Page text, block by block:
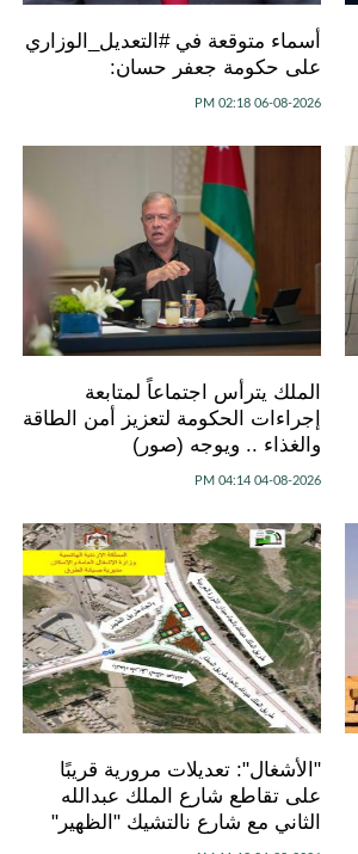
أسماء متوقعة في #التعديل_الوزاري
على حكومة جعفر حسان:
06-08-2026 02:18 PM
الملك يترأس اجتماعاً لمتابعة
إجراءات الحكومة لتعزيز أمن الطاقة
والغذاء .. ويوجه (صور)
04-08-2026 04:14 PM
"الأشغال": تعديلات مرورية قريبًا
على تقاطع شارع الملك عبدالله
الثاني مع شارع نالتشيك "الظهير"